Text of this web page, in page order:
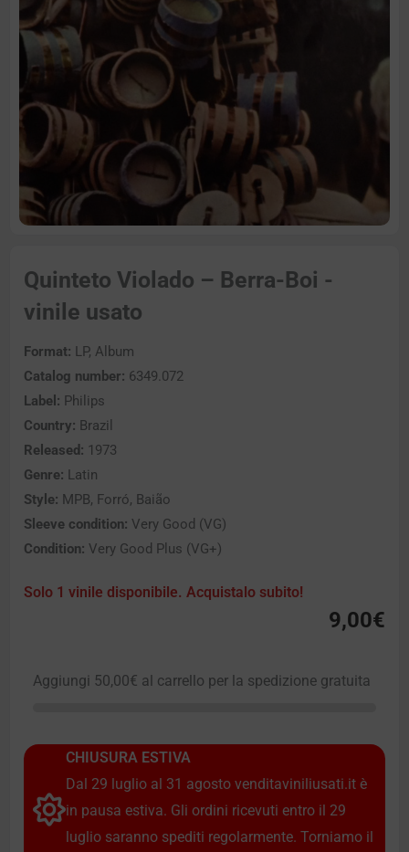
Quinteto Violado – Berra-Boi -
vinile usato
Format: LP, Album
Catalog number: 6349.072
Label: Philips
Country: Brazil
Released: 1973
Genre: Latin
Style: MPB, Forró, Baião
Sleeve condition: Very Good (VG)
Condition: Very Good Plus (VG+)
Solo 1 vinile disponibile. Acquistalo subito!
9,00€
Aggiungi 50,00€ al carrello per la spedizione gratuita
CHIUSURA ESTIVA
Dal 29 luglio al 31 agosto venditaviniliusati.it è
in pausa estiva. Gli ordini ricevuti entro il 29
luglio saranno spediti regolarmente. Torniamo il